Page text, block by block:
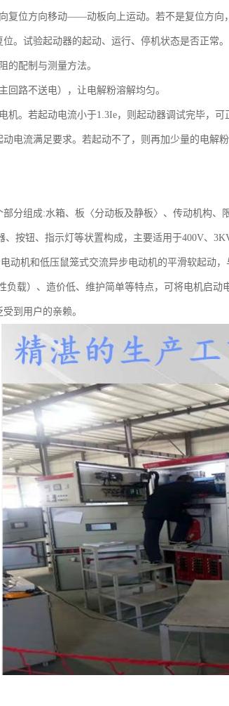
复位方向移动——动板向上运动。若不是复位方向
位。试验起动器的起动、运行、停机状态是否正常。
的配制与测量方法。
回路不送电），让电解粉溶解均匀。
机。若起动电流小于1.3Ie，则起动器调试完毕，
电流满足要求。若起动不了，则再加少量的电解
分组成:水箱、板〈分动板及静板〉、传动机构
、按钮、指示灯等状置构成，主要适用于400V、
动机和低压鼠笼式交流异步电动机的平滑软起动
负载）、造价低、维护简单等特点，可将电机启动
到用户的亲赖。